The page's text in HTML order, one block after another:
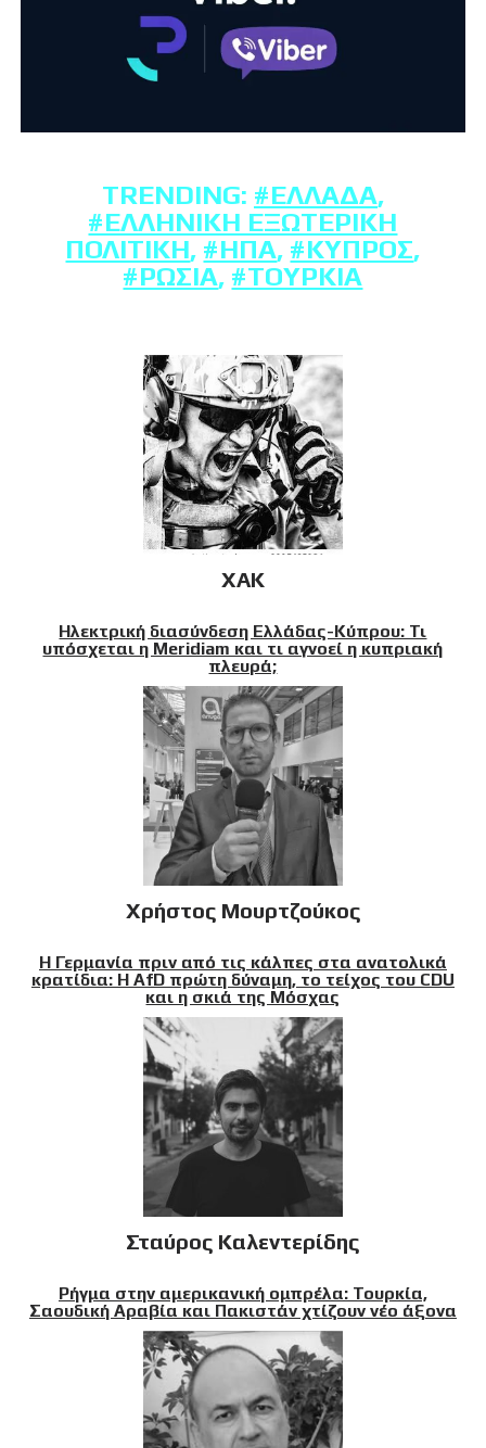
TRENDING: #ΕΛΛΆΔΑ,
#ΕΛΛΗΝΙΚΉ ΕΞΩΤΕΡΙΚΉ
ΠΟΛΙΤΙΚΉ, #ΗΠΑ, #ΚΎΠΡΟΣ,
#ΡΩΣΊΑ, #ΤΟΥΡΚΊΑ
XAK
Ηλεκτρική διασύνδεση Ελλάδας-Κύπρου: Τι
υπόσχεται η Meridiam και τι αγνοεί η κυπριακή
πλευρά;
Χρήστος Μουρτζούκος
Η Γερμανία πριν από τις κάλπες στα ανατολικά
κρατίδια: Η AfD πρώτη δύναμη, το τείχος του CDU
και η σκιά της Μόσχας
Σταύρος Καλεντερίδης
Ρήγμα στην αμερικανική ομπρέλα: Τουρκία,
Σαουδική Αραβία και Πακιστάν χτίζουν νέο άξονα